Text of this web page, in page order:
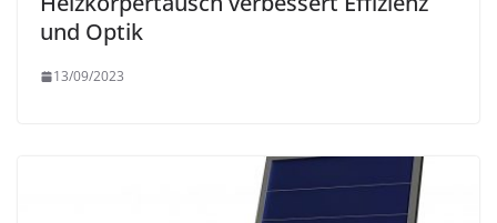
und Optik
13/09/2023